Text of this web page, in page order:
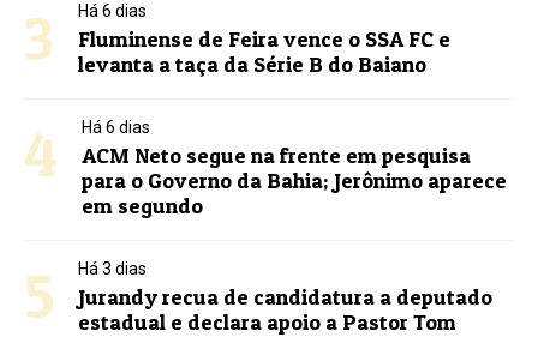
3 Há 6 dias
Fluminense de Feira vence o SSA FC e
levanta a taça da Série B do Baiano
4 Há 6 dias
ACM Neto segue na frente em pesquisa
para o Governo da Bahia; Jerônimo aparece
em segundo
5 Há 3 dias
Jurandy recua de candidatura a deputado
estadual e declara apoio a Pastor Tom